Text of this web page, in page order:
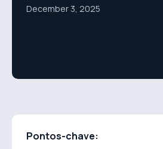
December 3, 2025
Pontos-chave: